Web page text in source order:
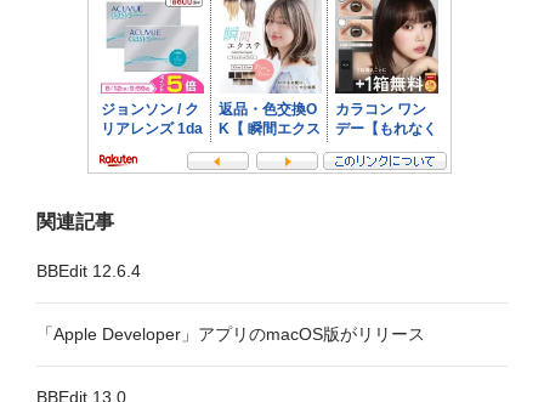
関連記事
BBEdit 12.6.4
「Apple Developer」アプリのmacOS版がリリース
BBEdit 13.0